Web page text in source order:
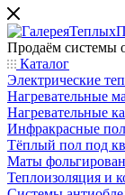
Продаём системы
Каталог
Электрические
Нагревательные
Нагревательные
Инфракрасные
Тёплый пол под
Маты
Теплоизоляция и